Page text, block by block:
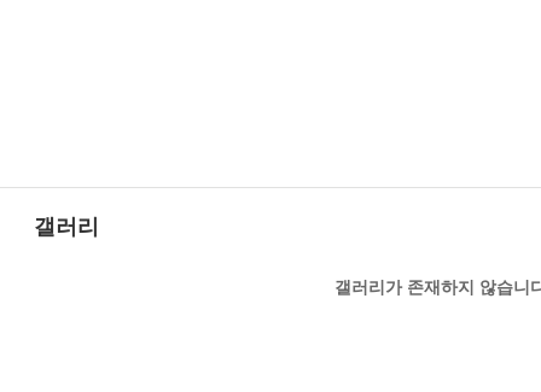
갤러리
갤러리가 존재하지 않습니